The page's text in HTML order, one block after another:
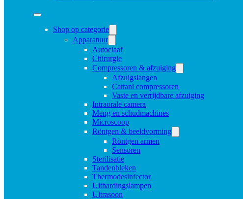
Shop op categorie
Apparatuur
Autoclaaf
Chirurgie
Compressoren & afzuiging
Afzuigslangen
Cattani compressoren
Vaste en verrijdbare afzuiging
Intraorale camera
Meng en schudmachines
Microscoop
Röntgen & beeldvorming
Röntgen armen
Sensoren
Sterilisatie
Tandenbleken
Thermodesinfector
Uithardingslampen
Ultrasoon